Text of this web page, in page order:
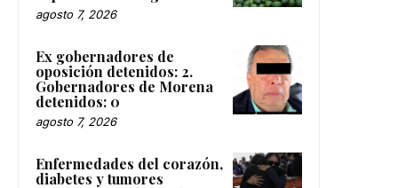
agosto 7, 2026
Ex gobernadores de
oposición detenidos: 2.
Gobernadores de Morena
detenidos: 0
agosto 7, 2026
Enfermedades del corazón,
diabetes y tumores